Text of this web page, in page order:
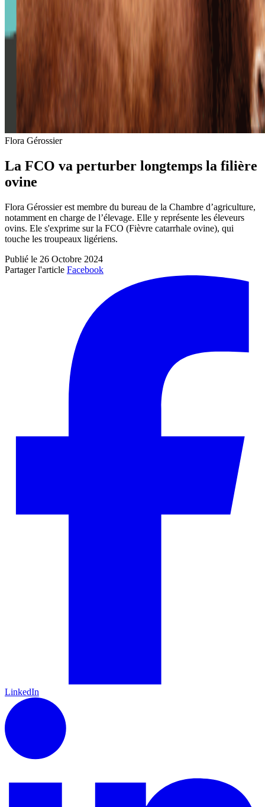
Flora Gérossier
La FCO va perturber longtemps la filière
ovine
Flora Gérossier est membre du bureau de la Chambre d’agriculture,
notamment en charge de l’élevage. Elle y représente les éleveurs
ovins. Ele s'exprime sur la FCO (Fièvre catarrhale ovine), qui
touche les troupeaux ligériens.
Publié le 26 Octobre 2024
Partager l'article Facebook
LinkedIn